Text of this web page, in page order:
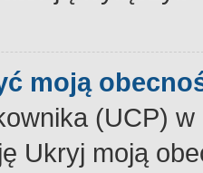
moją
(UCP) w
Ukryj moją